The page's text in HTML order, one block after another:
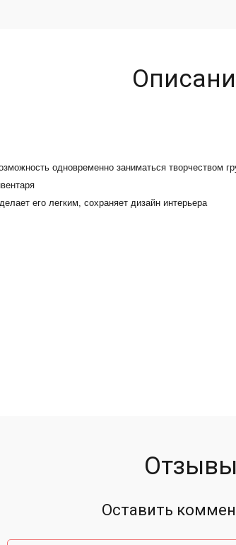
одновременно заниматься творчеством
его легким, сохраняет дизайн интерьера
Отзывы
Оставить